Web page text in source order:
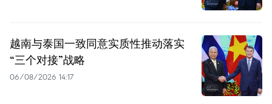
越南与泰国一致同意实质性推动落实
“三个对接”战略
06/08/2026 14:17